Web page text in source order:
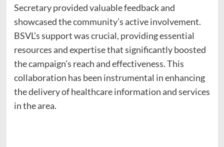
Secretary provided valuable feedback and
showcased the community’s active involvement.
BSVL’s support was crucial, providing essential
resources and expertise that significantly boosted
the campaign’s reach and effectiveness. This
collaboration has been instrumental in enhancing
the delivery of healthcare information and services
in the area.